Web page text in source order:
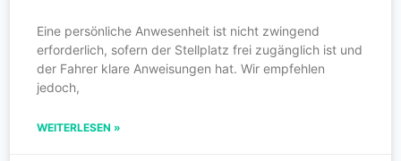
Eine persönliche Anwesenheit ist nicht zwingend
erforderlich, sofern der Stellplatz frei zugänglich ist und
der Fahrer klare Anweisungen hat. Wir empfehlen
jedoch,
WEITERLESEN »